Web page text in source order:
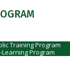
Training Program
Learning Program